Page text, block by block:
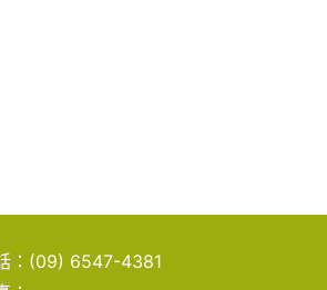
： (09) 6547-4381